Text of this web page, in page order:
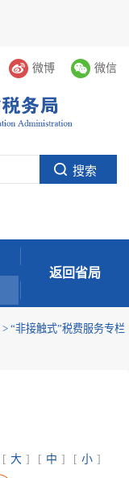
微博 微信
返回省局
> “非接触式”税费服务专栏
[ 大 ] [ 中 ] [ 小 ]